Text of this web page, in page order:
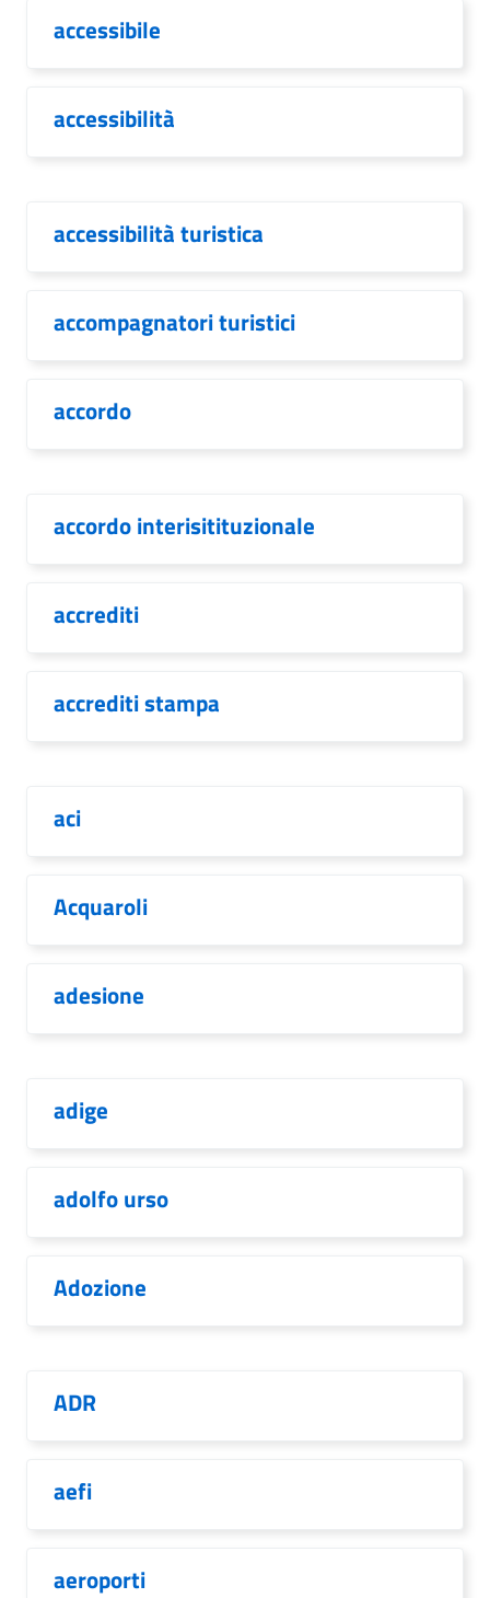
accessibile
accessibilità
accessibilità turistica
accompagnatori turistici
accordo
accordo interisitituzionale
accrediti
accrediti stampa
aci
Acquaroli
adesione
adige
adolfo urso
Adozione
ADR
aefi
aeroporti